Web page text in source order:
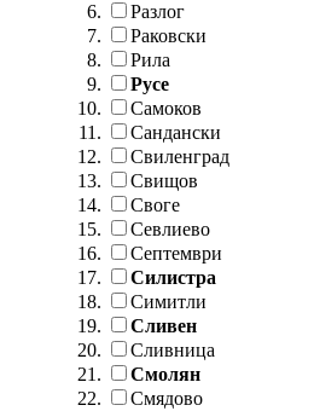
Разлог
Раковски
Рила
Русе
Самоков
Сандански
Свиленград
Свищов
Своге
Севлиево
Септември
Силистра
Симитли
Сливен
Сливница
Смолян
Смядово